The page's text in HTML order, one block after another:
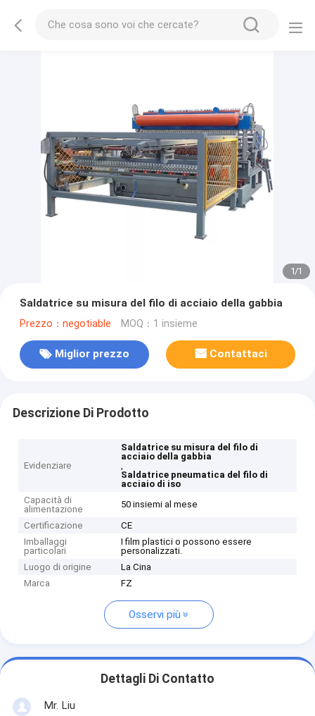
1/1
Saldatrice su misura del filo di acciaio della gabbia
Prezzo：negotiable MOQ：1 insieme
Miglior prezzo Contattaci
Descrizione Di Prodotto
Evidenziare
Saldatrice su misura del filo di
acciaio della gabbia
,
Saldatrice pneumatica del filo di
acciaio di iso
Capacità di
alimentazione
50 insiemi al mese
Certificazione
CE
Imballaggi
particolari
I film plastici o possono essere
personalizzati.
Luogo di origine
La Cina
Marca
FZ
Osservi più
Dettagli Di Contatto
Mr. Liu